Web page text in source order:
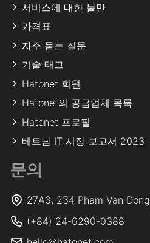
서비스에 대한 불만
가격표
자주 묻는 질문
기술 태그
Hatonet 회원
Hatonet의 공급업체 목록
Hatonet 프로필
베트남 IT 시장 보고서 2023
문의
27A3, 234 Pham Van Dong
(+84) 24-6290-0388